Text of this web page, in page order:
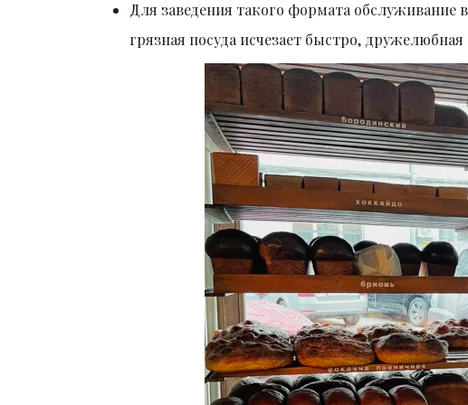
Для заведения такого формата
грязная посуда исчезает быстро,